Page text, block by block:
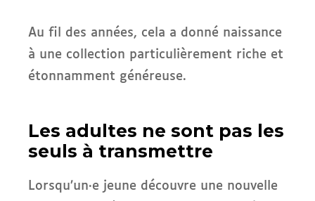
Au fil des années, cela a donné naissance
à une collection particulièrement riche et
étonnamment généreuse.
Les adultes ne sont pas les
seuls à transmettre
Lorsqu’un·e jeune découvre une nouvelle